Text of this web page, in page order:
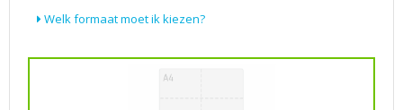
Welk formaat moet ik kiezen?